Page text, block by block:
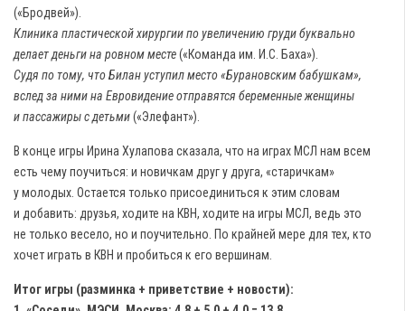
(«Бродвей»).
Клиника пластической хирургии по увеличению груди буквально
делает деньги на ровном месте(«Команда им. И.С. Баха»).
Судя по тому, что Билан уступил место «Бурановским бабушкам»,
вслед за ними на Евровидение отправятся беременные женщины
и пассажиры с детьми(«Элефант»).
В конце игры Ирина Хулапова сказала, что на играх МСЛ нам всем
есть чему поучиться: и новичкам друг у друга, «старичкам»
у молодых. Остается только присоединиться к этим словам
и добавить: друзья, ходите на КВН, ходите на игры МСЛ, ведь это
не только весело, но и поучительно. По крайней мере для тех, кто
хочет играть в КВН и пробиться к его вершинам.
Итог игры (разминка + приветствие + новости):